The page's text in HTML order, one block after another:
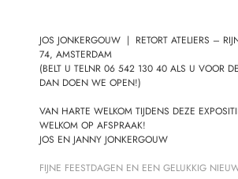
JOS JONKERGOUW | RETORT ATELIERS –
74, AMSTERDAM
(BELT U TELNR 06 542 130 40 ALS U VOOR
DAN DOEN WE OPEN!)
VAN HARTE WELKOM TIJDENS DEZE
WELKOM OP AFSPRAAK!
JOS EN JANNY JONKERGOUW
FIJNE FEESTDAGEN EN EEN GELUKKIG